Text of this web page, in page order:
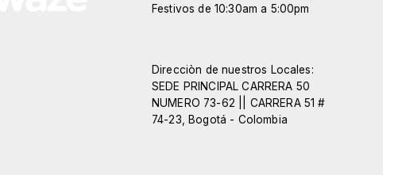
Festivos de 10:30am a 5:00pm
Direcciòn de nuestros Locales:
SEDE PRINCIPAL CARRERA 50
NUMERO 73-62 || CARRERA 51 #
74-23, Bogotá - Colombia